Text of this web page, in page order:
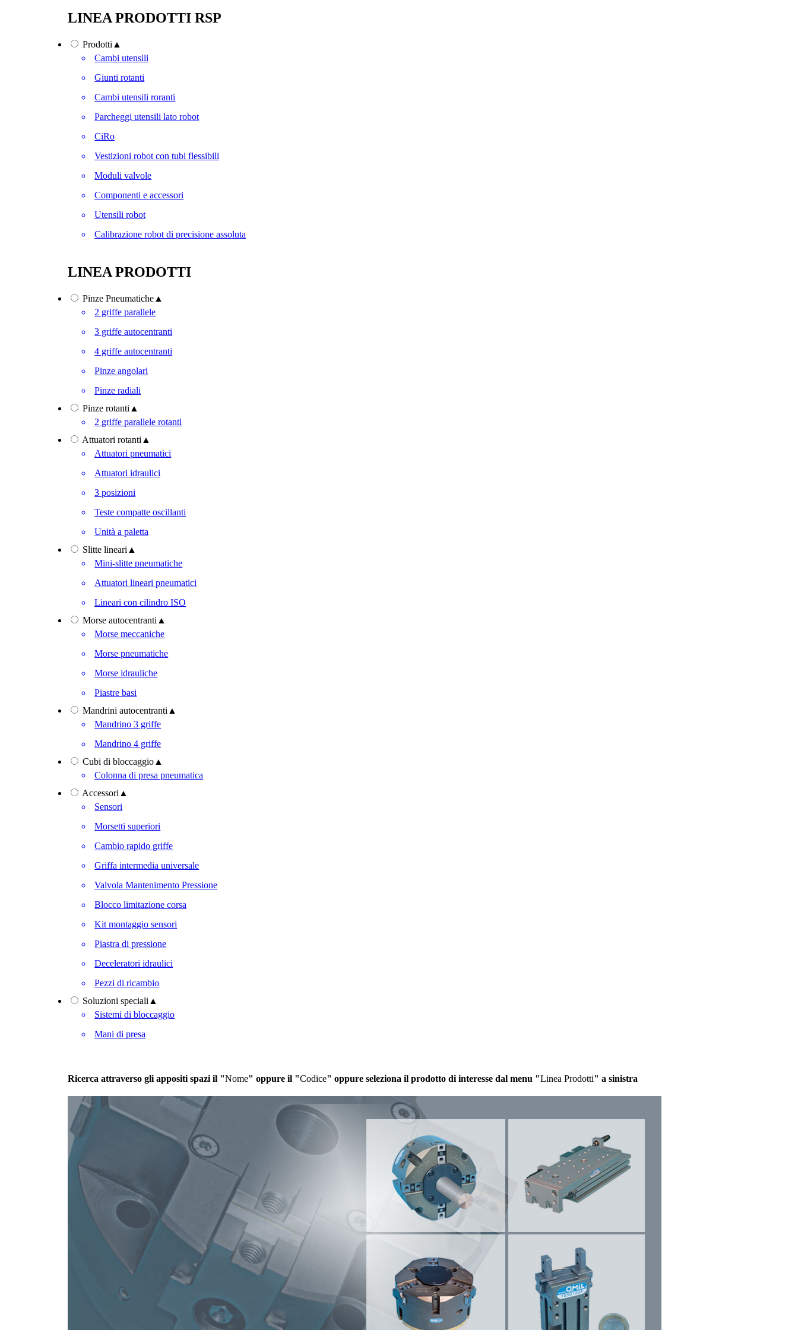
LINEA PRODOTTI
Pinze Pneumatiche ▲
2 griffe parallele
3 griffe autocentranti
4 griffe autocentranti
Pinze angolari
Pinze radiali
Pinze rotanti ▲
2 griffe parallele rotanti
Attuatori rotanti ▲
Attuatori pneumatici
Attuatori idraulici
3 posizioni
Teste compatte oscillanti
Unità a paletta
Slitte lineari ▲
Mini-slitte pneumatiche
Attuatori lineari pneumatici
Lineari con cilindro ISO
Morse autocentranti ▲
Morse meccaniche
Morse pneumatiche
Morse idrauliche
Piastre basi
Mandrini autocentranti ▲
Mandrino 3 griffe
Mandrino 4 griffe
Cubi di bloccaggio ▲
Colonna di presa pneumatica
Accessori ▲
Sensori
Morsetti superiori
Cambio rapido griffe
Griffa intermedia universale
Valvola Mantenimento Pressione
Blocco limitazione corsa
Kit montaggio sensori
Piastra di pressione
Deceleratori idraulici
Pezzi di ricambio
Soluzioni speciali ▲
Sistemi di bloccaggio
Mani di presa
LINEA PRODOTTI RSP
Prodotti ▲
Cambi utensili
Giunti rotanti
Cambi utensili roranti
Parcheggi utensili lato robot
CiRo
Vestizioni robot con tubi flessibili
Moduli valvole
Componenti e accessori
Utensili robot
Calibrazione robot di precisione assoluta
Ricerca attraverso gli appositi spazi il "Nome" oppure il "Codice" oppure seleziona il prodotto di interesse dal menu "Linea Prodotti" a sinistra